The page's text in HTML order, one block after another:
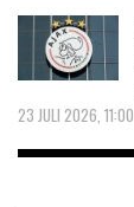
23 JULI 2026, 11:00